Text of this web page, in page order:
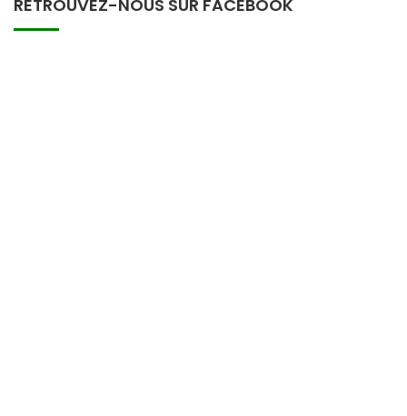
RETROUVEZ-NOUS SUR FACEBOOK